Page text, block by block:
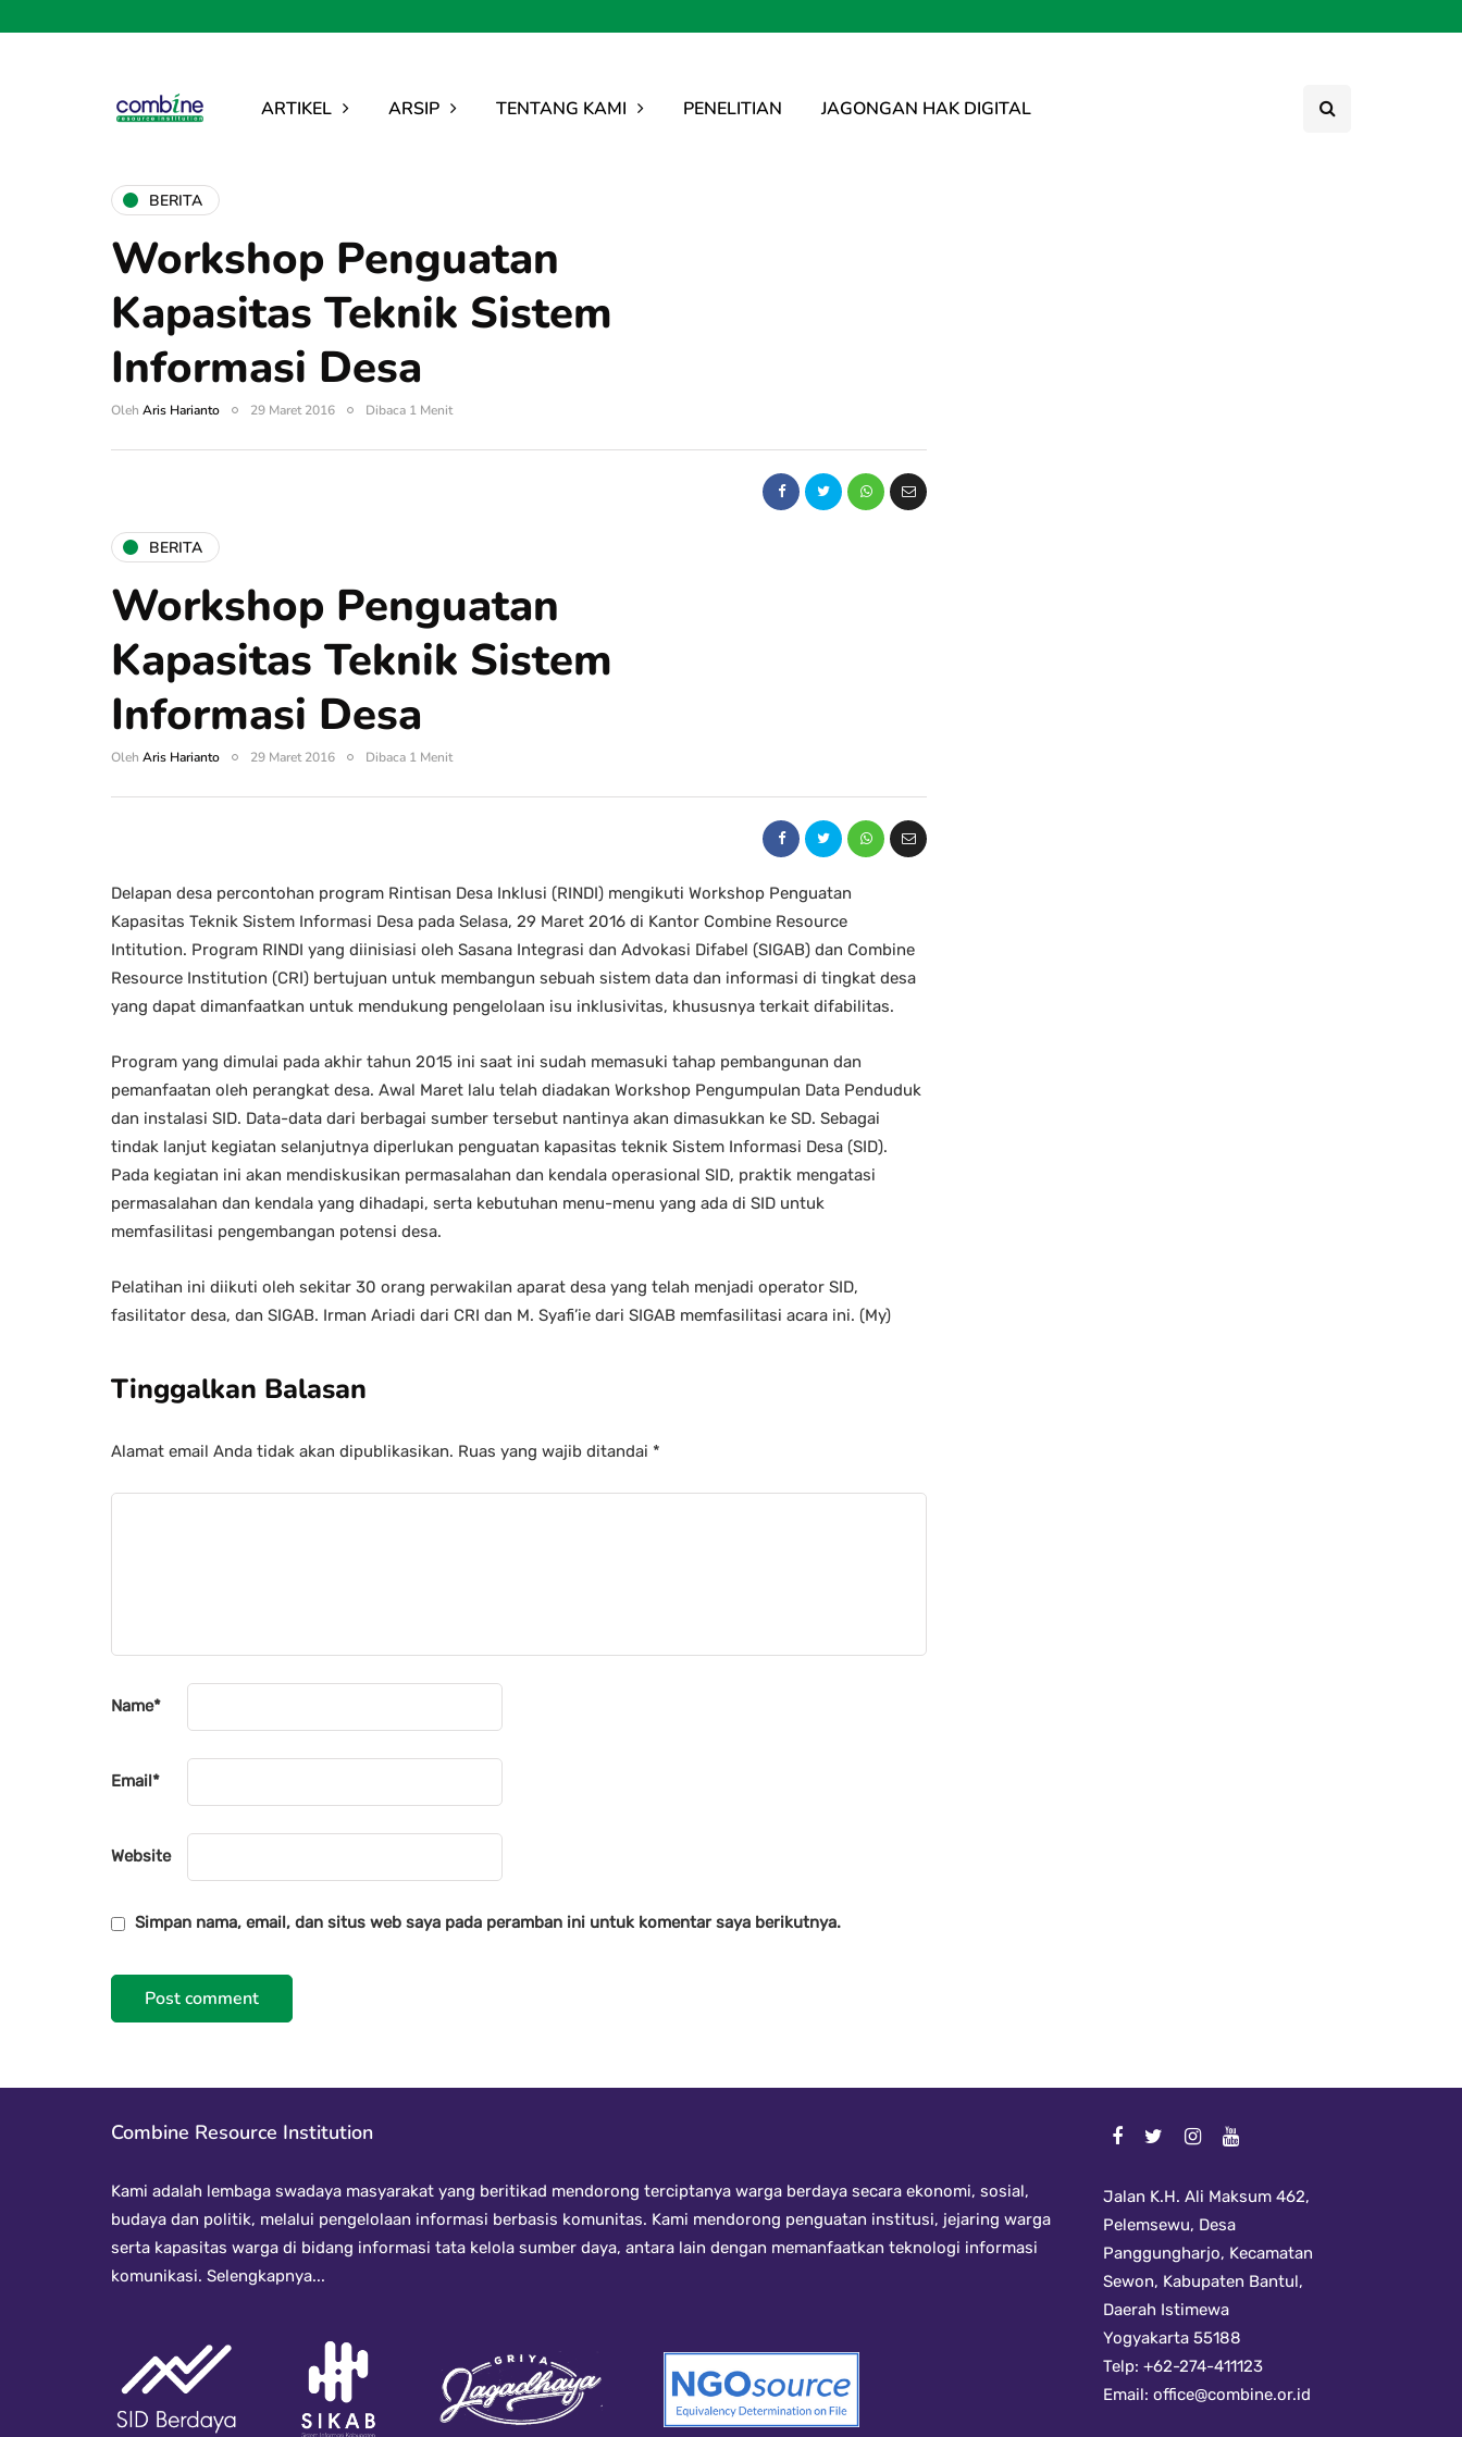
ARTIKEL ARSIP TENTANG KAMI PENELITIAN JAGONGAN HAK DIGITAL
BERITA
Workshop Penguatan
Kapasitas Teknik Sistem
Informasi Desa
Oleh Aris Harianto 29 Maret 2016 Dibaca 1 Menit
BERITA
Workshop Penguatan
Kapasitas Teknik Sistem
Informasi Desa
Oleh Aris Harianto 29 Maret 2016 Dibaca 1 Menit
Delapan desa percontohan program Rintisan Desa Inklusi (RINDI) mengikuti Workshop Penguatan
Kapasitas Teknik Sistem Informasi Desa pada Selasa, 29 Maret 2016 di Kantor Combine Resource
Intitution. Program RINDI yang diinisiasi oleh Sasana Integrasi dan Advokasi Difabel (SIGAB) dan Combine
Resource Institution (CRI) bertujuan untuk membangun sebuah sistem data dan informasi di tingkat desa
yang dapat dimanfaatkan untuk mendukung pengelolaan isu inklusivitas, khususnya terkait difabilitas.
Program yang dimulai pada akhir tahun 2015 ini saat ini sudah memasuki tahap pembangunan dan
pemanfaatan oleh perangkat desa. Awal Maret lalu telah diadakan Workshop Pengumpulan Data Penduduk
dan instalasi SID. Data-data dari berbagai sumber tersebut nantinya akan dimasukkan ke SD. Sebagai
tindak lanjut kegiatan selanjutnya diperlukan penguatan kapasitas teknik Sistem Informasi Desa (SID).
Pada kegiatan ini akan mendiskusikan permasalahan dan kendala operasional SID, praktik mengatasi
permasalahan dan kendala yang dihadapi, serta kebutuhan menu-menu yang ada di SID untuk
memfasilitasi pengembangan potensi desa.
Pelatihan ini diikuti oleh sekitar 30 orang perwakilan aparat desa yang telah menjadi operator SID,
fasilitator desa, dan SIGAB. Irman Ariadi dari CRI dan M. Syafi’ie dari SIGAB memfasilitasi acara ini. (My)
Tinggalkan Balasan
Alamat email Anda tidak akan dipublikasikan. Ruas yang wajib ditandai *
Name*
Email*
Website
Simpan nama, email, dan situs web saya pada peramban ini untuk komentar saya berikutnya.
Combine Resource Institution
Kami adalah lembaga swadaya masyarakat yang beritikad mendorong terciptanya warga berdaya secara ekonomi, sosial,
budaya dan politik, melalui pengelolaan informasi berbasis komunitas. Kami mendorong penguatan institusi, jejaring warga
serta kapasitas warga di bidang informasi tata kelola sumber daya, antara lain dengan memanfaatkan teknologi informasi
komunikasi. Selengkapnya...
Jalan K.H. Ali Maksum 462,
Pelemsewu, Desa
Panggungharjo, Kecamatan
Sewon, Kabupaten Bantul,
Daerah Istimewa
Yogyakarta 55188
Telp: +62-274-411123
Email: office@combine.or.id